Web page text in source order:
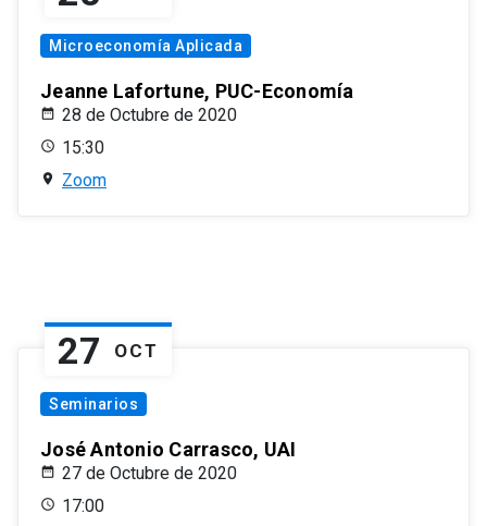
Microeconomía Aplicada
Jeanne Lafortune, PUC-Economía
28 de Octubre de 2020
15:30
Zoom
27 OCT
Seminarios
José Antonio Carrasco, UAI
27 de Octubre de 2020
17:00